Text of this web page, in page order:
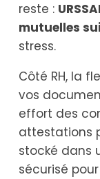
reste :
mutuelles
stress.
Côté RH, la
vos
effort des
attestations
stocké dans
sécurisé